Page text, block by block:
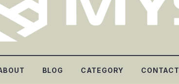
BLOG CATEGORY CONTACT